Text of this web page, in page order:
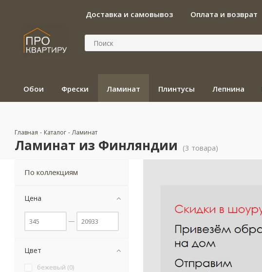
Доставка и самовывоз Оплата и возврат
Обои Фрески Ламинат Плинтусы Лепнина
Главная - Каталог - Ламинат
Ламинат из Финляндии (3 товара)
По коллекциям
Цена
Цвет
бежевый (0)